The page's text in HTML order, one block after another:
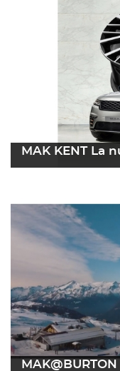
MAK KENT La